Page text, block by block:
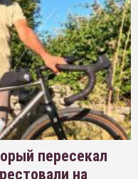
пересекал
на